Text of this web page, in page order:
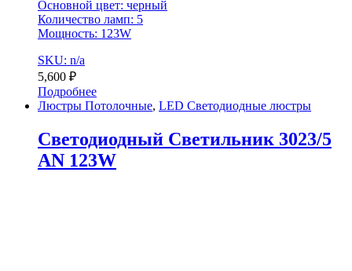
Основной цвет: черный
Количество ламп: 5
Мощность: 123W
SKU: n/a
5,600 ₽
Подробнее
Люстры Потолочные, LED Светодиодные люстры
Светодиодный Светильник 3023/5
AN 123W